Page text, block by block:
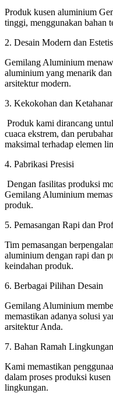
Produk kusen aluminium
tinggi, menggunakan bahan
2. Desain Modern dan Estetis
Gemilang Aluminium
aluminium yang menarik
arsitektur modern.
3. Kekokohan dan
Produk kami dirancang
cuaca ekstrem, dan
maksimal terhadap elemen
4. Pabrikasi Presisi
Dengan fasilitas produksi
Gemilang Aluminium
produk.
5. Pemasangan Rapi dan
Tim pemasangan
aluminium dengan rapi dan
keindahan produk.
6. Berbagai Pilihan Desain
Gemilang Aluminium
memastikan adanya solusi
arsitektur Anda.
7. Bahan Ramah Lingkungan
Kami memastikan
dalam proses produksi
lingkungan.